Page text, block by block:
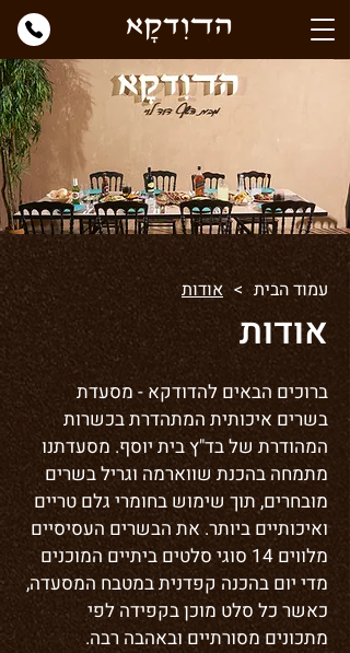
עמוד הבית > אודות
אודות
ברוכים הבאים להדודקא - מסעדת
בשרים איכותית המתהדרת בכשרות
המהודרת של בד"ץ בית יוסף. מסעדתנו
מתמחה בהכנת שווארמה וגריל בשרים
מובחרים, תוך שימוש בחומרי גלם טריים
ואיכותיים ביותר. את הבשרים העסיסיים
מלווים 14 סוגי סלטים ביתיים המוכנים
מדי יום בהכנה קפדנית במטבח המסעדה,
כאשר כל סלט מוכן בקפידה לפי
מתכונים מסורתיים ובאהבה רבה.